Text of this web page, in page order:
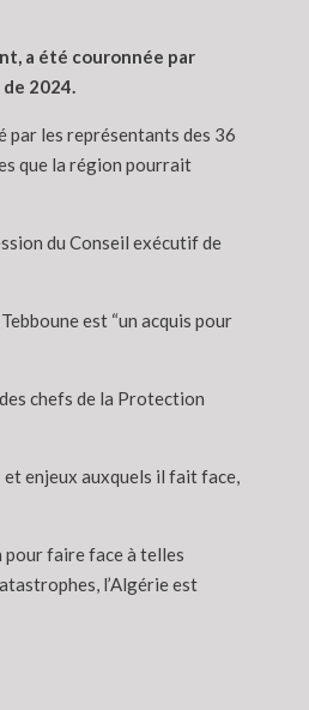
a été couronnée par
2024.
par les représentants des 36
que la région pourrait
du Conseil exécutif de
est “un acquis pour
chefs de la Protection
et enjeux auxquels il fait face,
pour faire face à telles
l’Algérie est